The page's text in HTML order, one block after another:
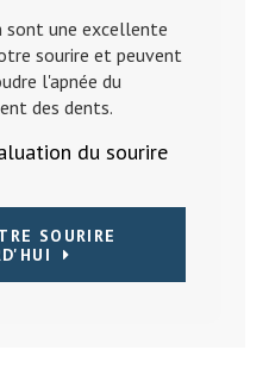
sont une excellente
sourire et peuvent
l'apnée du
des dents.
du sourire
SOURIRE